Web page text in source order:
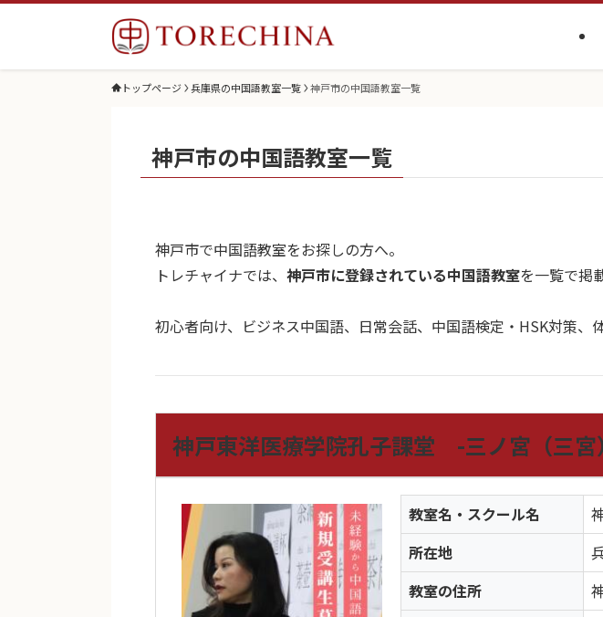
トップページ 兵庫県の中国語教室一覧 神戸市の中国語教室一覧
神戸市の中国語教室一覧
神戸市で中国語教室をお探しの方へ。
トレチャイナでは、 神戸市に登録されている中国語教室を一覧で掲
初心者向け、ビジネス中国語、日常会話、中国語検定・HSK対策、
神戸東洋医療学院孔子課堂 -三ノ宮（三宮
教室名・スクール名
所在地
教室の住所